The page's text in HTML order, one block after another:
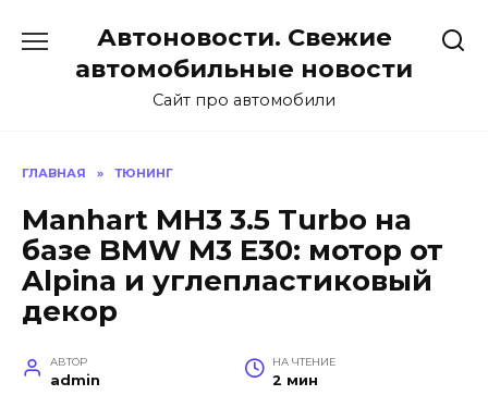
содержанию
Автоновости. Свежие
автомобильные новости
Сайт про автомобили
ГЛАВНАЯ » ТЮНИНГ
Manhart MH3 3.5 Turbo на
базе BMW M3 E30: мотор от
Alpina и углепластиковый
декор
АВТОР
admin
НА ЧТЕНИЕ
2 мин